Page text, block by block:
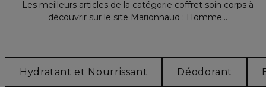
Les meilleurs articles de la catégorie coffret soin corps à
découvrir sur le site Marionnaud : Homme...
Hydratant et Nourrissant Déodorant